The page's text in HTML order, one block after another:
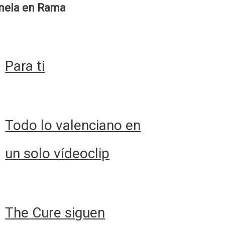
en Rama
Para ti
Todo lo valenciano en
un solo vídeoclip
The Cure siguen